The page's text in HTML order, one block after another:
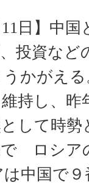
日】中
投資など
かがえ
持し、昨
して時勢
ロシア
中国で